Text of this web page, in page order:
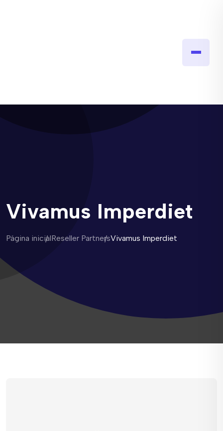
Vivamus Imperdiet
Página inicialReseller PartnersVivamus Imperdiet